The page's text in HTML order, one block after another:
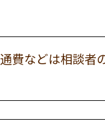
などは相談者